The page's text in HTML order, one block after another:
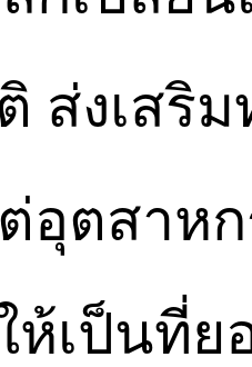
ส่งเส
อุตสาห
ห้เป็นที่